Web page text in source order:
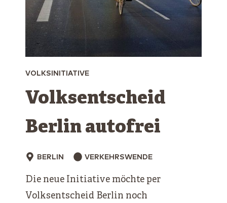
VOLKSINITIATIVE
Volksentscheid
Berlin autofrei
BERLIN VERKEHRSWENDE
Die neue Initiative möchte per
Volksentscheid Berlin noch